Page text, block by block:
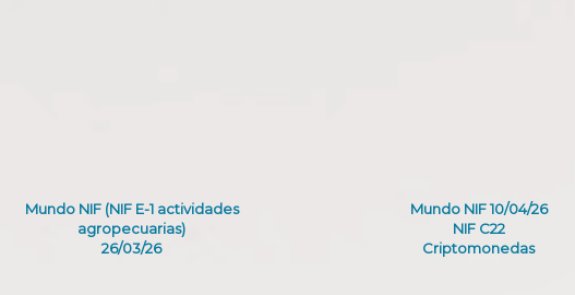
Mundo NIF (NIF E-1 actividades
agropecuarias)
26/03/26
Mundo NIF 10/04/26
NIF C22
Criptomonedas